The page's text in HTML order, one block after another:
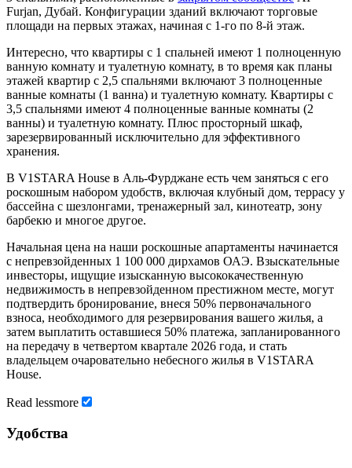
Furjan, Дубай. Конфигурации зданий включают торговые
площади на первых этажах, начиная с 1-го по 8-й этаж.
Интересно, что квартиры с 1 спальней имеют 1 полноценную
ванную комнату и туалетную комнату, в то время как планы
этажей квартир с 2,5 спальнями включают 3 полноценные
ванные комнаты (1 ванна) и туалетную комнату. Квартиры с
3,5 спальнями имеют 4 полноценные ванные комнаты (2
ванны) и туалетную комнату. Плюс просторный шкаф,
зарезервированный исключительно для эффективного
хранения.
В V1STARA House в Аль-Фурджане есть чем заняться с его
роскошным набором удобств, включая клубный дом, террасу у
бассейна с шезлонгами, тренажерный зал, кинотеатр, зону
барбекю и многое другое.
Начальная цена на наши роскошные апартаменты начинается
с непревзойденных 1 100 000 дирхамов ОАЭ. Взыскательные
инвесторы, ищущие изысканную высококачественную
недвижимость в непревзойденном престижном месте, могут
подтвердить бронирование, внеся 50% первоначального
взноса, необходимого для резервирования вашего жилья, а
затем выплатить оставшиеся 50% платежа, запланированного
на передачу в четвертом квартале 2026 года, и стать
владельцем очаровательно небесного жилья в V1STARA
House.
Read lessmore
Удобства